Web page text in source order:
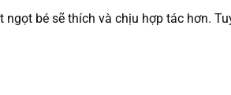
bé sẽ thích và chịu hợp tác hơn.